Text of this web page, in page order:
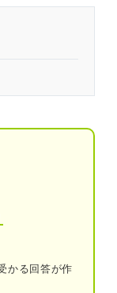
知りたいから
かる回答が作